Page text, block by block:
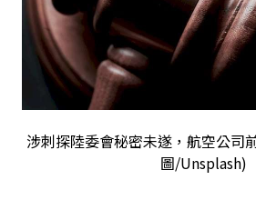
涉刺探陸委會秘密未遂，航空公司
圖/Unsplash)